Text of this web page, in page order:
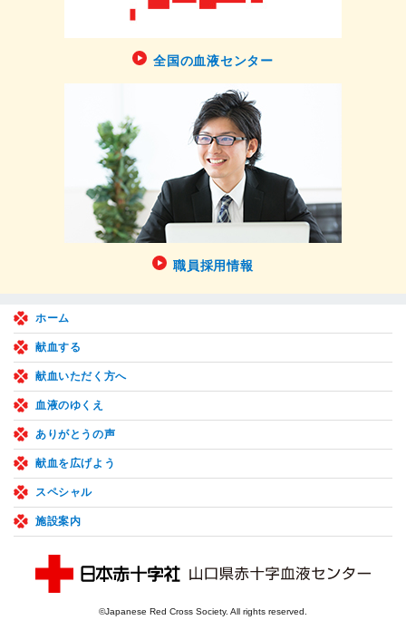
全国の血液センター
職員採用情報
ホーム
献血する
献血いただく方へ
血液のゆくえ
ありがとうの声
献血を広げよう
スペシャル
施設案内
©Japanese Red Cross Society. All rights reserved.